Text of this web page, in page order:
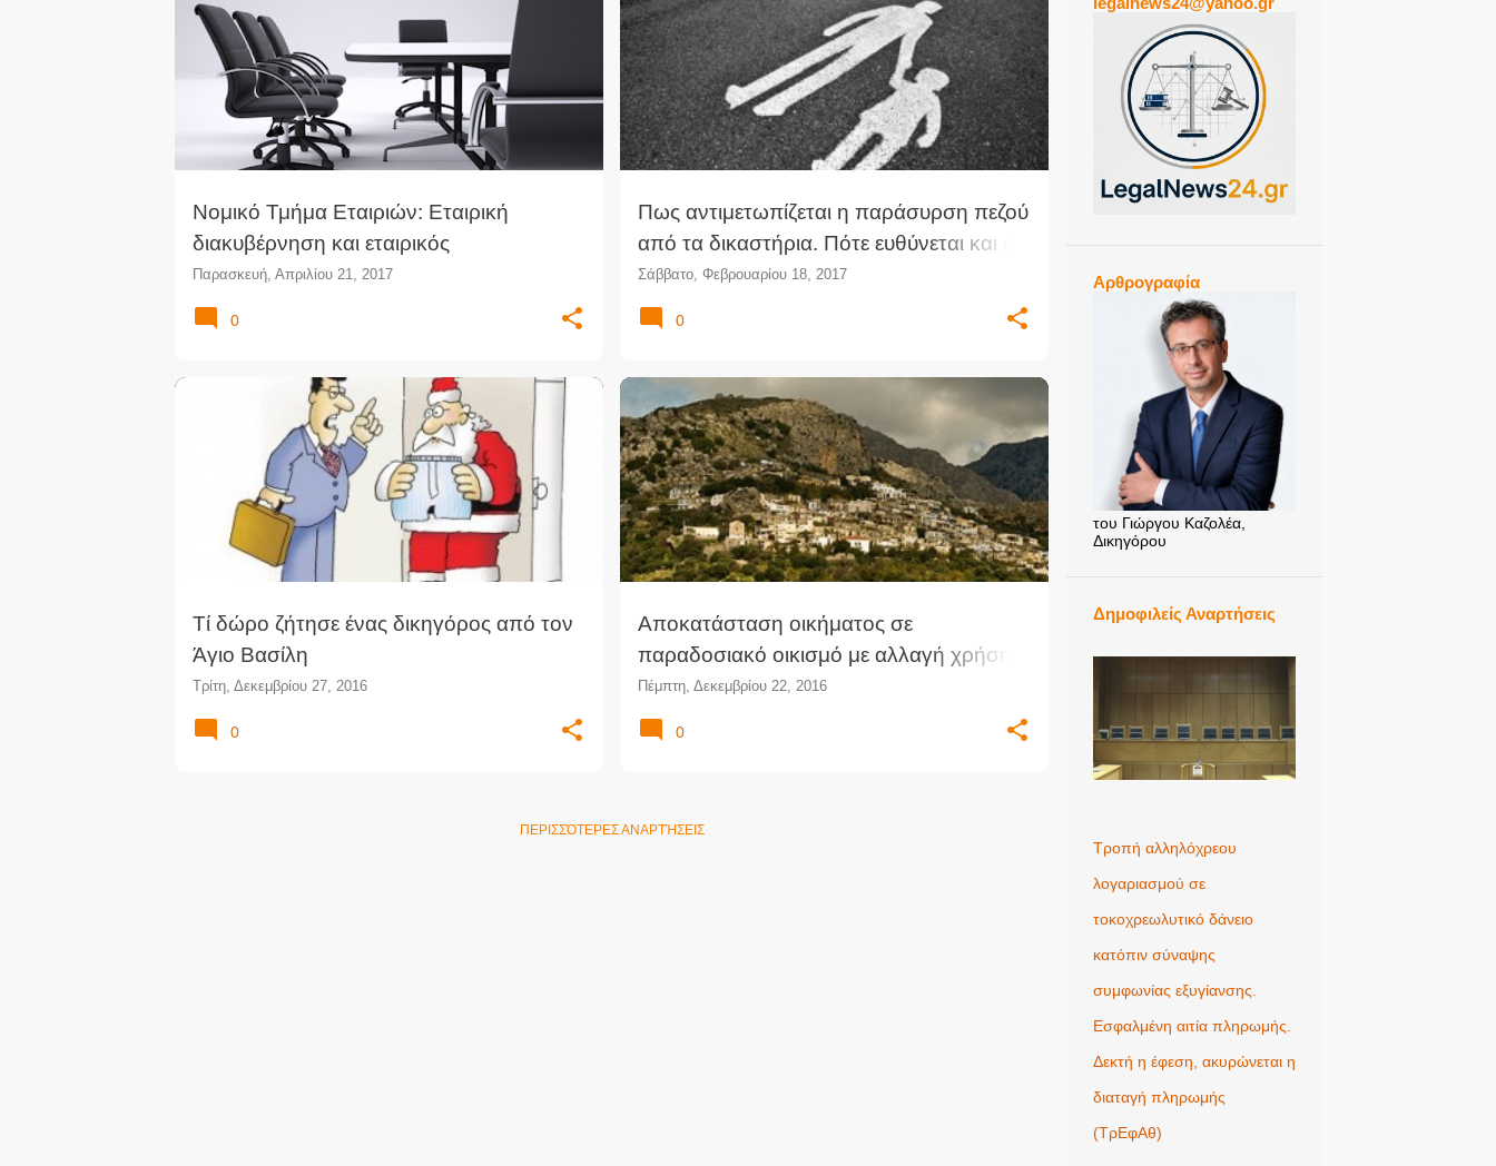
Νομικό Τμήμα Εταιριών: Εταιρική
διακυβέρνηση και εταιρικός
επαρχιωτισμός
Παρασκευή, Απριλίου 21, 2017
ΆΡΘΡΑ
0
Πως αντιμετωπίζεται η παράσυρση πεζού
από τα δικαστήρια. Πότε ευθύνεται και σε
τι ποσοστό ο πεζός
Σάββατο, Φεβρουαρίου 18, 2017
ΑΝΑΣΤΑΣΊΑ ΜΉΛΙΟΥ ΆΡΘΡΑ ΝΟΜΟΛΟΓΊΑ ΠΕΖΟΊ
ΣΥΝΥΠΑΙΤΙΌΤΗΤΑ ΤΡΟΧΑΊΑ ΤΡΟΧΑΊΟ ΑΤΎΧΗΜΑ
0
Τί δώρο ζήτησε ένας δικηγόρος από τον
Άγιο Βασίλη
Τρίτη, Δεκεμβρίου 27, 2016
ΔΙΚΗΓΟΡΙΚΆ ΝΈΑ
0
Αποκατάσταση οικήματος σε
παραδοσιακό οικισμό με αλλαγή χρήσης
του σε τουριστικό κατάλυμα - Έννοια
εισοδήματος από οικοδομές
Πέμπτη, Δεκεμβρίου 22, 2016
ΑΚΊΝΗΤΟ ΆΡΘΡΑ ΔΊΚΑΙΟ ΠΕΡΙΒΆΛΛΟΝΤΟΣ
0
ΠΕΡΙΣΣΌΤΕΡΕΣ ΑΝΑΡΤΉΣΕΙΣ
Αρθρογραφία
του Γιώργου Καζολέα,
Δικηγόρου
Δημοφιλείς Αναρτήσεις
Τροπή αλληλόχρεου
λογαριασμού σε
τοκοχρεωλυτικό δάνειο
κατόπιν σύναψης
συμφωνίας εξυγίανσης.
Εσφαλμένη αιτία πληρωμής.
Δεκτή η έφεση, ακυρώνεται η
διαταγή πληρωμής
(ΤρΕφΑθ)